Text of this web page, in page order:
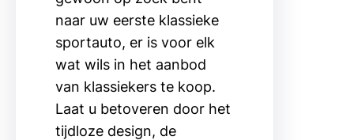
naar uw eerste klassieke
sportauto, er is voor elk
wat wils in het aanbod
van klassiekers te koop.
Laat u betoveren door het
tijdloze design, de